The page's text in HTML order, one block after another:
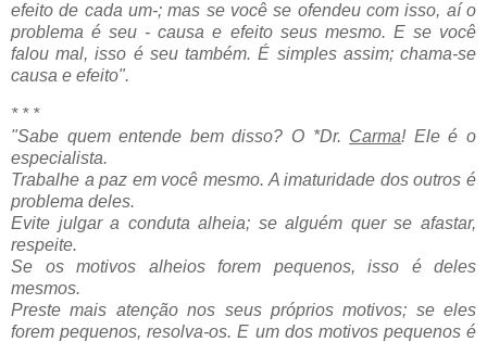
efeito de cada um-; mas se você se ofendeu com isso, aí o
problema é seu - causa e efeito seus mesmo. E se você
falou mal, isso é seu também. É simples assim; chama-se
causa e efeito".
* * *
"Sabe quem entende bem disso? O *Dr. Carma! Ele é o
especialista.
Trabalhe a paz em você mesmo. A imaturidade dos outros é
problema deles.
Evite julgar a conduta alheia; se alguém quer se afastar,
respeite.
Se os motivos alheios forem pequenos, isso é deles
mesmos.
Preste mais atenção nos seus próprios motivos; se eles
forem pequenos, resolva-os. E um dos motivos pequenos é